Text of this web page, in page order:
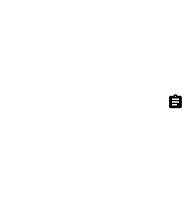
assignment